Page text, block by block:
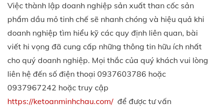
Việc thành lập doanh nghiệp sản xuất than cốc sản
phẩm dầu mỏ tinh chế sẽ nhanh chóng và hiệu quả khi
doanh nghiệp tìm hiểu kỹ các quy định liên quan, bài
viết hi vọng đã cung cấp những thông tin hữu ích nhất
cho quý doanh nghiệp. Mọi thắc của quý khách vui lòng
liên hệ đến số điện thoại 0937603786 hoặc
0937967242 hoặc truy cập
https://ketoanminhchau.com/ để được tư vấn